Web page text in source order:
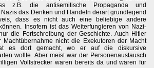
z.B. die antisemitische Propaganda und
das Denken und Handeln derart grundlegend
dass es nicht auch eine beliebige andere
Insofern ist das Weiterfungieren von Nazi-
die Fortschreibung der Geschichte. Auch Hitler
Machtübernahme nicht die Exekutoren der Macht
es dort gemacht, wo er auf die diskursive
wollte. Aber meist war der Personenaustausch
Vollstrecker waren bereits da und wären für